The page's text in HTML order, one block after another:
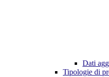
Dati
Tipologie di